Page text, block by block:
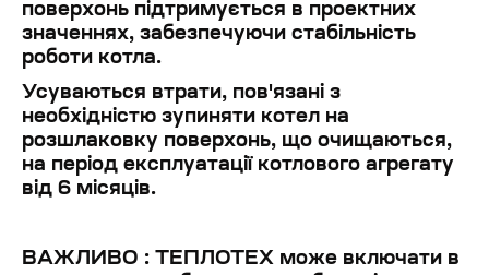
поверхонь підтримується в проектних
значеннях, забезпечуючи стабільність
роботи котла.
Усуваються втрати, пов'язані з
необхідністю зупиняти котел на
розшлаковку поверхонь, що очищаються,
на період експлуатації котлового агрегату
від 6 місяців.
ВАЖЛИВО : ТЕПЛОТЕХ може включати в